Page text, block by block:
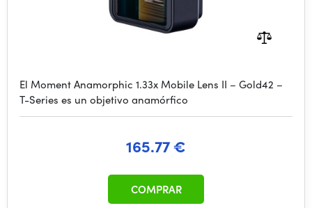
El Moment Anamorphic 1.33x Mobile Lens II – Gold42 –
T-Series es un objetivo anamórfico
165.77 €
COMPRAR